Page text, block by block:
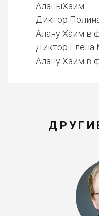
АланыХаим.
Диктор
Алану Хаим в
Диктор Елена
Алану Хаим в